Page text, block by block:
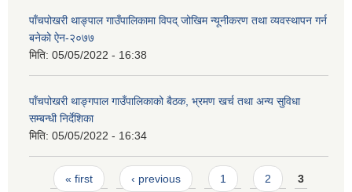
पाँचपोखरी थाङ्पाल गाउँपालिकामा विपद् जोखिम न्यूनीकरण तथा व्यवस्थापन गर्न
बनेको ऐन-२०७७
मिति: 05/05/2022 - 16:38
पाँचपोखरी थाङ्गपाल गाउँपालिकाको बैठक, भ्रमण खर्च तथा अन्य सुविधा
सम्बन्धी निर्देशिका
मिति: 05/05/2022 - 16:34
Pages
« first ‹ previous 1 2 3